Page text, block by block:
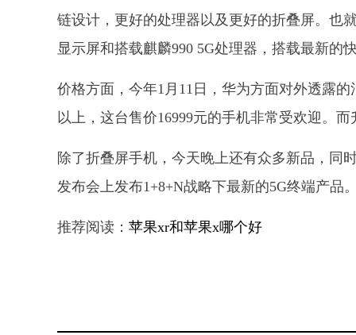
链设计，更好的处理器以及更好的折叠屏。也
显示屏和搭载麒麟990 5G处理器，搭载最新的
价格方面，今年1月11日，华为方面对外透露
以上，这台售价16999元的手机非常受欢迎。
除了折叠屏手机，今天晚上还有众多新品，同
发布会上发布1+8+N战略下最新的5G终端产品
推荐阅读： 苹果xr和苹果x哪个好